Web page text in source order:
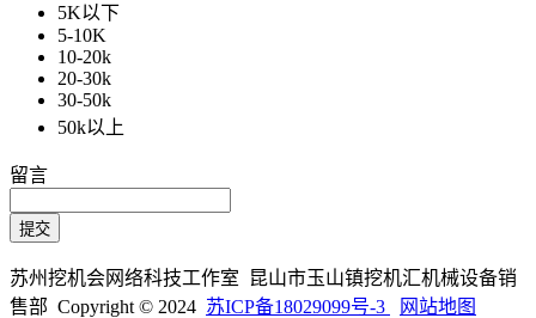
5K以下
5-10K
10-20k
20-30k
30-50k
50k以上
留言
苏州挖机会网络科技工作室 昆山市玉山镇挖机汇机械设备销
售部 Copyright © 2024 苏ICP备18029099号-3 网站地图